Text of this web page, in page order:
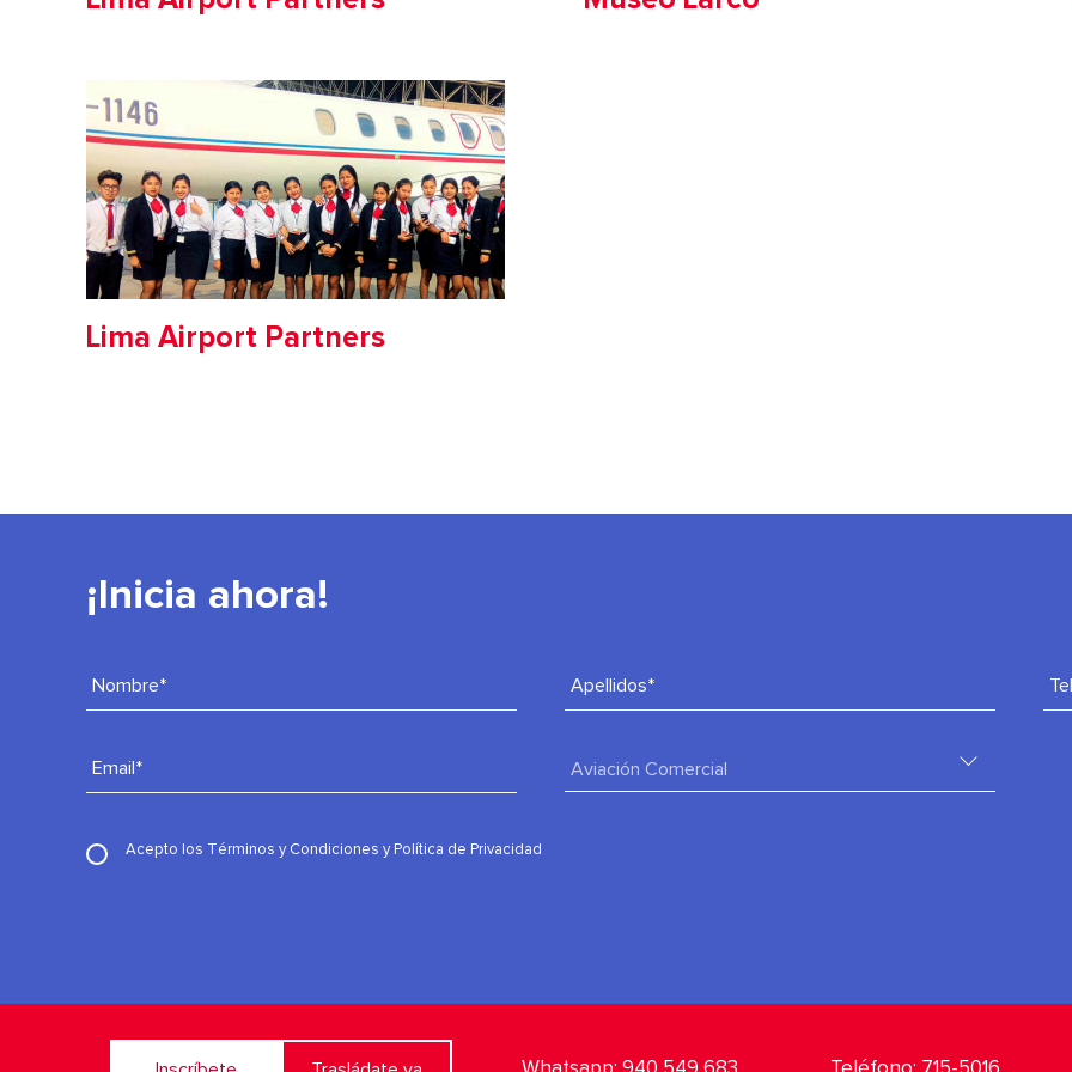
Lima Airport Partners
¡Inicia ahora!
Nombre* Apellidos*
Email*
Acepto los Términos y Condiciones y Política de Privacidad